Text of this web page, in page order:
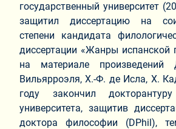
государственный университет
защитил диссертацию на
степени кандидата
диссертации «Жанры испанской
на материале
Вильярроэля, Х.-Ф. де Исла, Х.
году закончил
университета, защитив
доктора философии (DPhil),